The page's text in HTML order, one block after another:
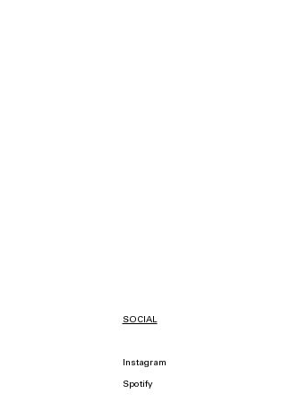
SOCIAL
Instagram
Spotify